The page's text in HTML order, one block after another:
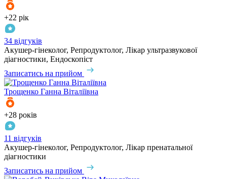
+22 рік
34 відгуків
Акушер-гінеколог, Репродуктолог, Лікар ультразвукової
діагностики, Ендоскопіст
Записатись на прийом
Трощенко Ганна Віталіївна
+28 років
11 відгуків
Акушер-гінеколог, Репродуктолог, Лікар пренатальної
діагностики
Записатись на прийом